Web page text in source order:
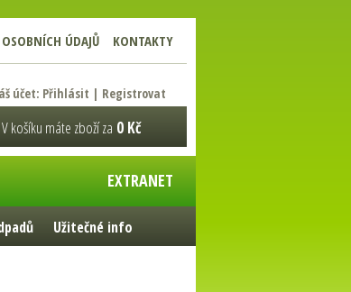
ÚDAJŮ KONTAKTY
účet: Přihlásit | Registrovat
V košíku máte zboží za 0 Kč
EXTRANET
Užitečné info